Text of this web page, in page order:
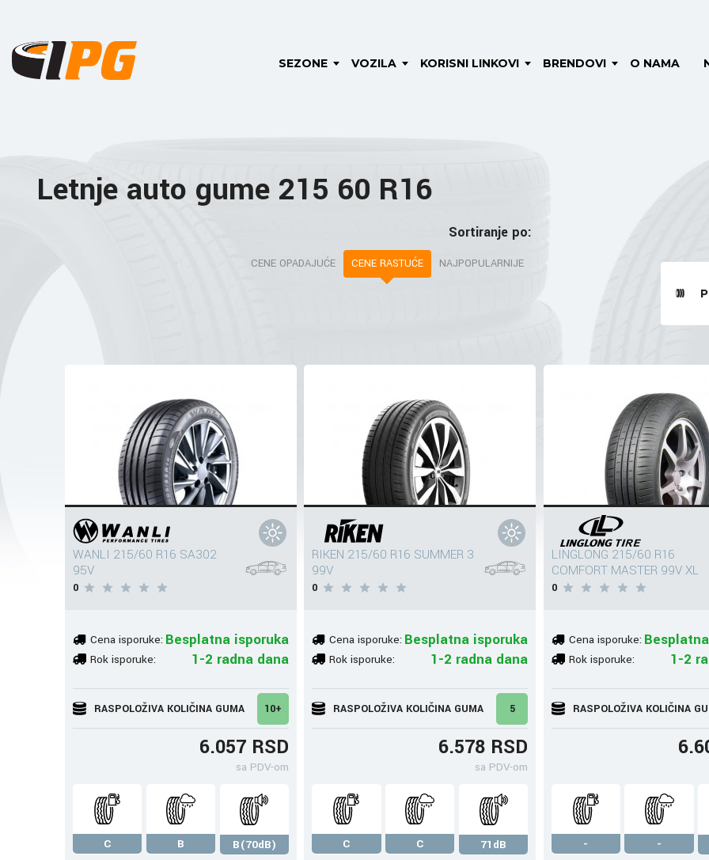
SEZONE VOZILA KORISNI LINKOVI BRENDOVI O NAMA
Letnje auto gume 215 60 R16
Sortiranje po:
CENE OPADAJUĆE CENE RASTUĆE NAJPOPULARNIJE
WANLI 215/60 R16 SA302
95V
0
Cena isporuke: Besplatna isporuka
Rok isporuke: 1-2 radna dana
RASPOLOŽIVA KOLIČINA GUMA 10+
6.057 RSD
sa PDV-om
C B
B(70dB)
RIKEN 215/60 R16 SUMMER 3
99V
0
Cena isporuke: Besplatna isporuka
Rok isporuke: 1-2 radna dana
RASPOLOŽIVA KOLIČINA GUMA 5
6.578 RSD
sa PDV-om
C C
71dB
LINGLONG 215/60 R16
COMFORT MASTER 99V XL
0
Cena isporuke:
Rok isporuke: 1-2
RASPOLOŽIVA KOLIČINA
-
-